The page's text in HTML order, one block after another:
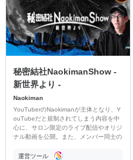
秘密結社NaokimanShow -
新世界より -
Naokiman
YouTuberのNaokimanが主体となり、Y
ouTubeだと規制されてしまう内容を中
心に、サロン限定のライブ配信やオリジ
ナル動画を公開。また、メンバー同士の
ただいています。
運営ツール